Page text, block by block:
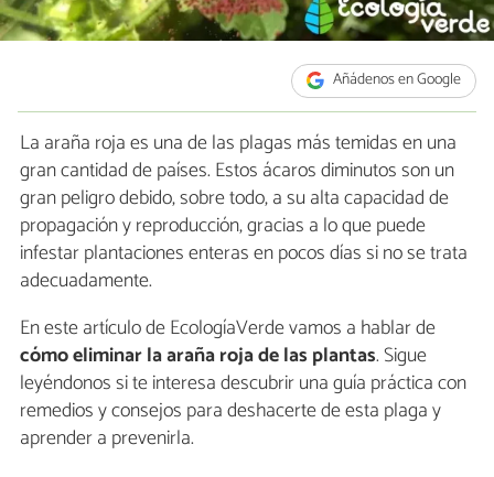
Añádenos en Google
La araña roja es una de las plagas más temidas en una
gran cantidad de países. Estos ácaros diminutos son un
gran peligro debido, sobre todo, a su alta capacidad de
propagación y reproducción, gracias a lo que puede
infestar plantaciones enteras en pocos días si no se trata
adecuadamente.
En este artículo de EcologíaVerde vamos a hablar de
cómo eliminar la araña roja de las plantas. Sigue
leyéndonos si te interesa descubrir una guía práctica con
remedios y consejos para deshacerte de esta plaga y
aprender a prevenirla.